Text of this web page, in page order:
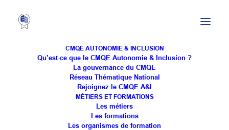
CMQE AUTONOMIE & INCLUSION
Qu’est-ce que le CMQE Autonomie & Inclusion ?
La gouvernance du CMQE
Réseau Thématique National
Rejoignez le CMQE A&I
MÉTIERS ET FORMATIONS
Les métiers
Les formations
Les organismes de formation
Comptable (h/f) à Saint-
Nicolas-de-Port (54)